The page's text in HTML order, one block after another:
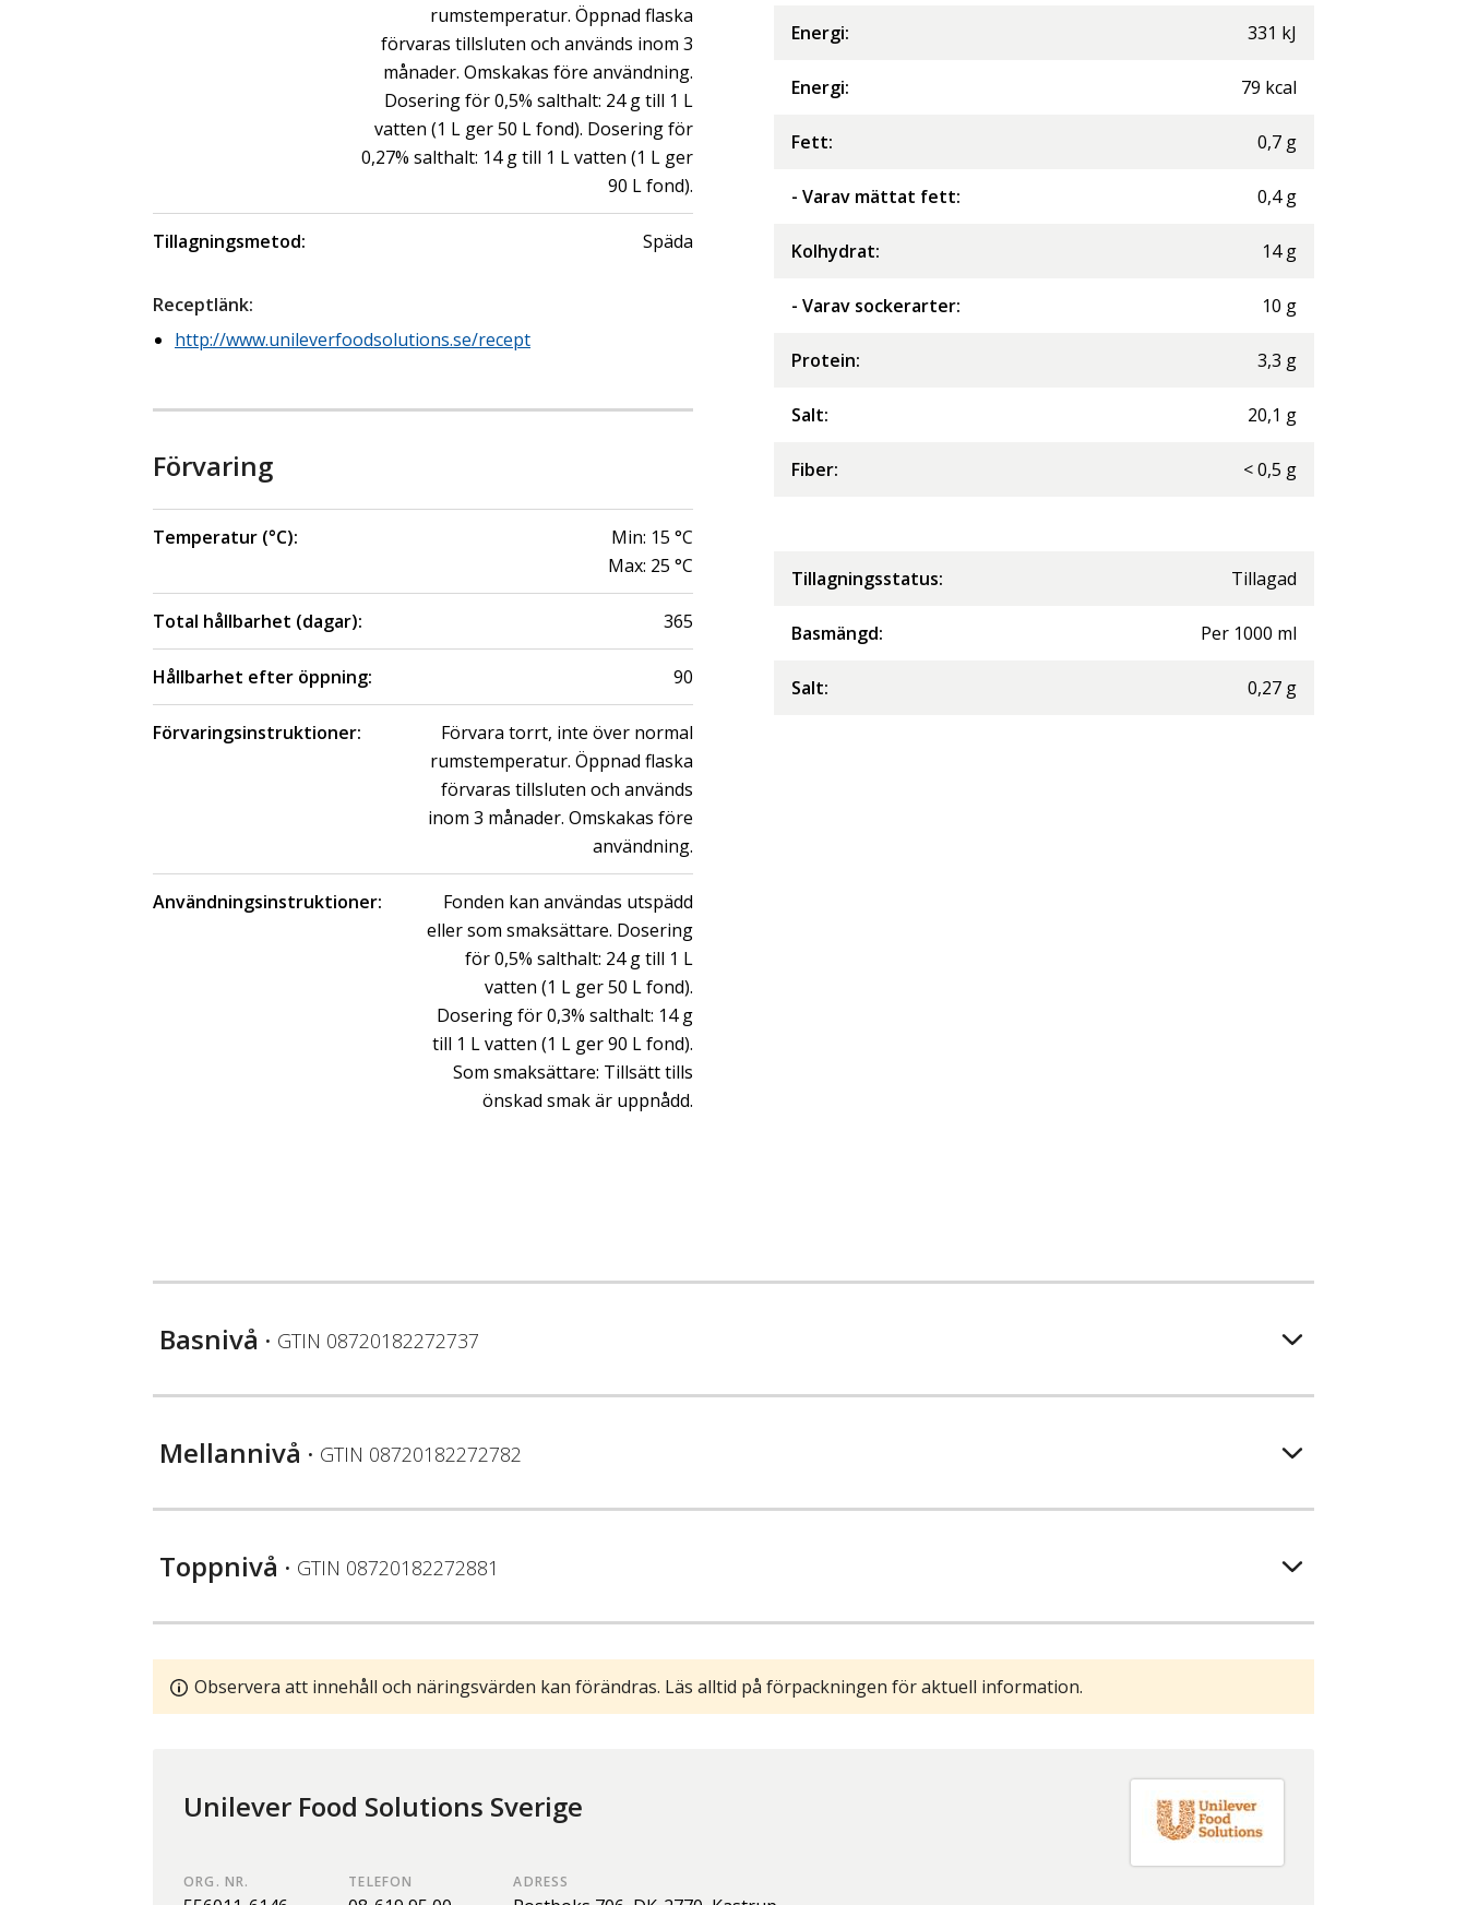
rumstemperatur. Öppnad flaska
förvaras tillsluten och används inom 3
månader. Omskakas före användning.
Dosering för 0,5% salthalt: 24 g till 1 L
vatten (1 L ger 50 L fond). Dosering för
0,27% salthalt: 14 g till 1 L vatten (1 L ger
90 L fond).
Tillagningsmetod: Späda
Receptlänk:
http://www.unileverfoodsolutions.se/recept
Förvaring
Temperatur (°C): Min: 15 °C
Max: 25 °C
Total hållbarhet (dagar): 365
Hållbarhet efter öppning: 90
Förvaringsinstruktioner:
Förvara torrt, inte över normal
rumstemperatur. Öppnad flaska
förvaras tillsluten och används
inom 3 månader. Omskakas före
användning.
Användningsinstruktioner:
Fonden kan användas utspädd
eller som smaksättare. Dosering
för 0,5% salthalt: 24 g till 1 L
vatten (1 L ger 50 L fond).
Dosering för 0,3% salthalt: 14 g
till 1 L vatten (1 L ger 90 L fond).
Som smaksättare: Tillsätt tills
önskad smak är uppnådd.
Energi: 331 kJ
Energi: 79 kcal
Fett: 0,7 g
- Varav mättat fett: 0,4 g
Kolhydrat: 14 g
- Varav sockerarter: 10 g
Protein: 3,3 g
Salt: 20,1 g
Fiber: <0,5 g
Tillagningsstatus: Tillagad
Basmängd: Per 1000 ml
Salt: 0,27 g
Basnivå • GTIN 08720182272737
Mellannivå • GTIN 08720182272782
Toppnivå • GTIN 08720182272881
Observera att innehåll och näringsvärden kan förändras. Läs alltid på förpackningen för aktuell information.
Unilever Food Solutions Sverige
ORG. NR. TELEFON ADRESS